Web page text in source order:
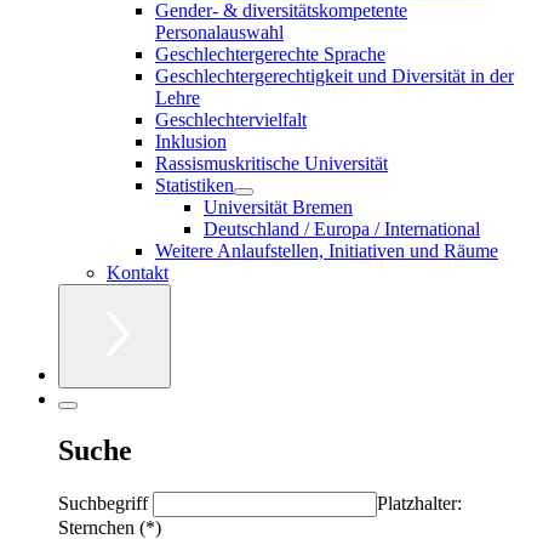
Gender- & diversitätskompetente
Personalauswahl
Geschlechtergerechte Sprache
Geschlechtergerechtigkeit und Diversität in der
Lehre
Geschlechtervielfalt
Inklusion
Rassismuskritische Universität
Statistiken
Universität Bremen
Deutschland / Europa / International
Weitere Anlaufstellen, Initiativen und Räume
Kontakt
Suche
Suchbegriff
Platzhalter:
Sternchen (*)